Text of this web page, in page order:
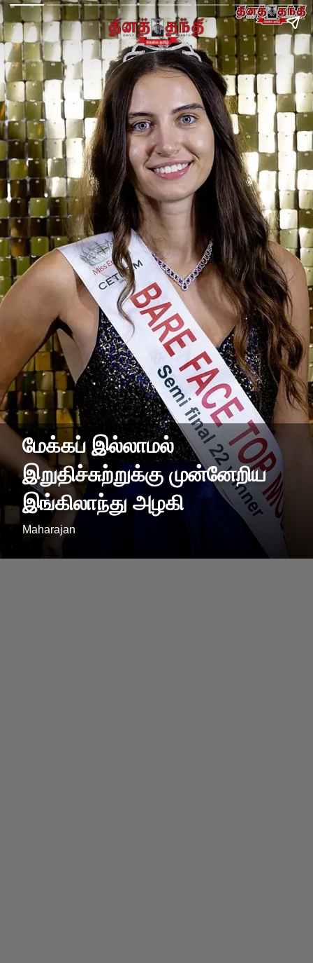
மேக்கப் இல்லாமல்
இறுதிச்சுற்றுக்கு முன்னேறிய
இங்கிலாந்து அழகி
Maharajan